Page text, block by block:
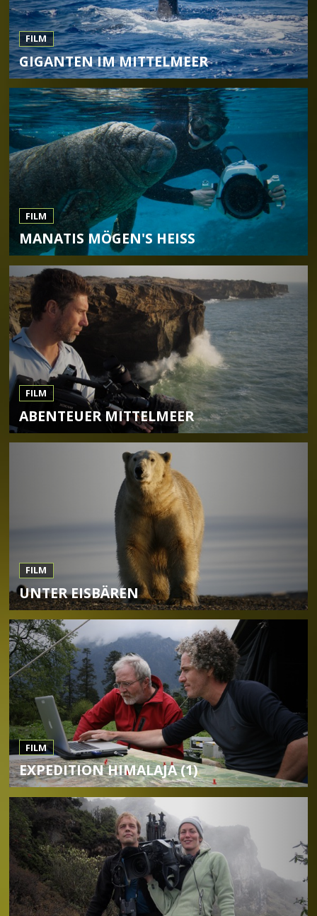
FILM
GIGANTEN IM MITTELMEER
FILM
MANATIS MÖGEN'S HEISS
FILM
ABENTEUER MITTELMEER
FILM
UNTER EISBÄREN
FILM
EXPEDITION HIMALAJA (1)